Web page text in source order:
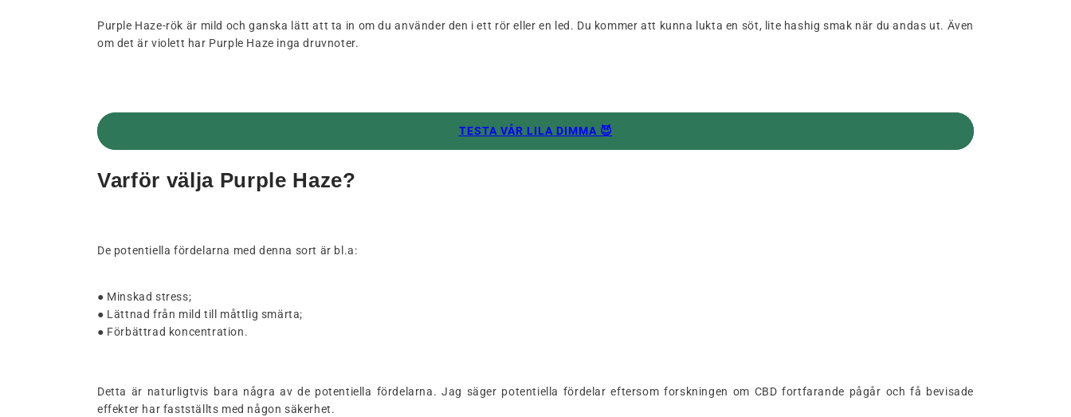
Purple Haze-rök är mild och ganska lätt att ta in om du använder den i ett rör eller en led. Du kommer att kunna lukta en söt, lite hashig smak när du andas ut. Även
om det är violett har Purple Haze inga druvnoter.
TESTA VÅR LILA DIMMA 😈
Varför välja Purple Haze?
De potentiella fördelarna med denna sort är bl.a:
● Minskad stress;
● Lättnad från mild till måttlig smärta;
● Förbättrad koncentration.
Detta är naturligtvis bara några av de potentiella fördelarna. Jag säger potentiella fördelar eftersom forskningen om CBD fortfarande pågår och få bevisade
effekter har fastställts med någon säkerhet.